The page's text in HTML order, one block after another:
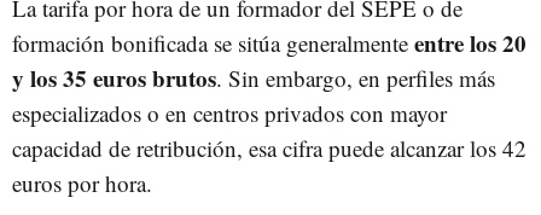
La tarifa por hora de un formador del SEPE o de
formación bonificada se sitúa generalmente entre los 20
y los 35 euros brutos. Sin embargo, en perfiles más
especializados o en centros privados con mayor
capacidad de retribución, esa cifra puede alcanzar los 42
euros por hora.